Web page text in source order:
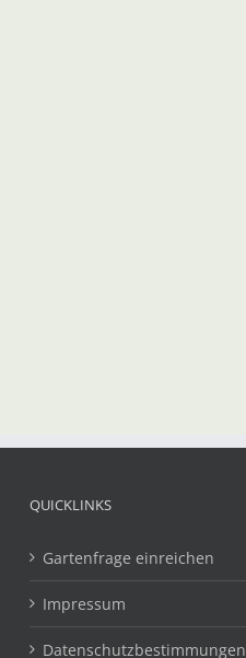
QUICKLINKS
Gartenfrage einreichen
Impressum
Datenschutzbestimmungen